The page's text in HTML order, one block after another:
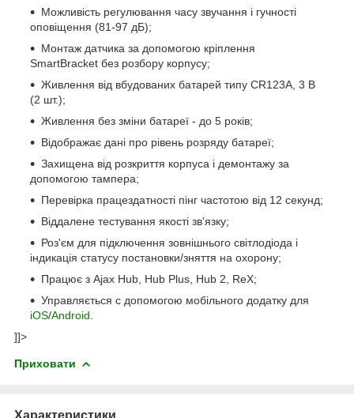
Можливість регулювання часу звучання і гучності
оповіщення (81-97 дБ);
Монтаж датчика за допомогою кріплення
SmartBracket без розбору корпусу;
Живлення від вбудованих батарей типу CR123A, 3 В
(2 шт.);
Живлення без зміни батареї - до 5 років;
Відображає дані про рівень розряду батареї;
Захищена від розкриття корпуса і демонтажу за
допомогою тампера;
Перевірка працездатності пінг частотою від 12 секунд;
Віддалене тестування якості зв'язку;
Роз'єм для підключення зовнішнього світлодіода і
індикація статусу постановки/зняття на охорону;
Працює з Ajax Hub, Hub Plus, Hub 2, ReX;
Управляється c допомогою мобільного додатку для
iOS/Android
]]>
Приховати
Характеристики